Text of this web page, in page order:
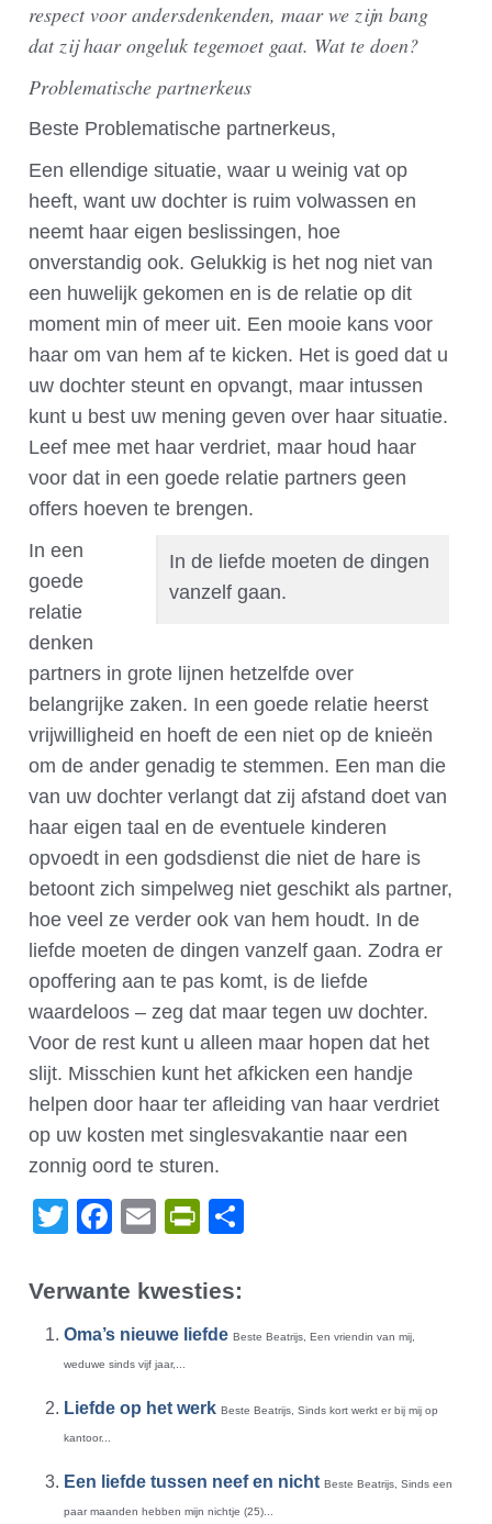
respect voor andersdenkenden, maar we zijn bang
dat zij haar ongeluk tegemoet gaat. Wat te doen?
Problematische partnerkeus
Beste Problematische partnerkeus,
Een ellendige situatie, waar u weinig vat op
heeft, want uw dochter is ruim volwassen en
neemt haar eigen beslissingen, hoe
onverstandig ook. Gelukkig is het nog niet van
een huwelijk gekomen en is de relatie op dit
moment min of meer uit. Een mooie kans voor
haar om van hem af te kicken. Het is goed dat u
uw dochter steunt en opvangt, maar intussen
kunt u best uw mening geven over haar situatie.
Leef mee met haar verdriet, maar houd haar
voor dat in een goede relatie partners geen
offers hoeven te brengen.
In de liefde moeten de dingen
vanzelf gaan.
In een
goede
relatie
denken
partners in grote lijnen hetzelfde over
belangrijke zaken. In een goede relatie heerst
vrijwilligheid en hoeft de een niet op de knieën
om de ander genadig te stemmen. Een man die
van uw dochter verlangt dat zij afstand doet van
haar eigen taal en de eventuele kinderen
opvoedt in een godsdienst die niet de hare is
betoont zich simpelweg niet geschikt als partner,
hoe veel ze verder ook van hem houdt. In de
liefde moeten de dingen vanzelf gaan. Zodra er
opoffering aan te pas komt, is de liefde
waardeloos – zeg dat maar tegen uw dochter.
Voor de rest kunt u alleen maar hopen dat het
slijt. Misschien kunt het afkicken een handje
helpen door haar ter afleiding van haar verdriet
op uw kosten met singlesvakantie naar een
zonnig oord te sturen.
TwitterFacebook
EmailPrintFriendly
Verwante kwesties:
Oma’s nieuwe liefde Beste Beatrijs, Een vriendin van mij,
weduwe sinds vijf jaar,...
Liefde op het werk Beste Beatrijs, Sinds kort werkt er bij mij op
kantoor...
Een liefde tussen neef en nicht Beste Beatrijs, Sinds een
paar maanden hebben mijn nichtje (25)...